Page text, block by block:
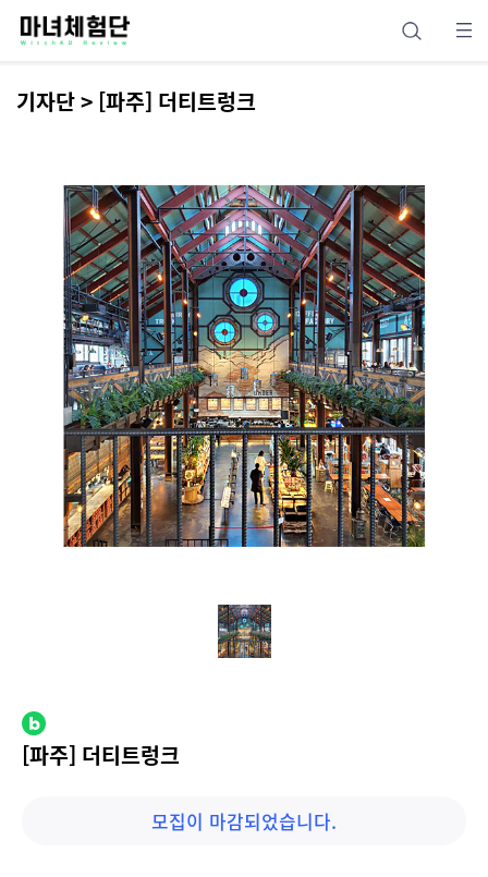
기자단 > [파주] 더티트렁크
[파주] 더티트렁크
모집이 마감되었습니다.